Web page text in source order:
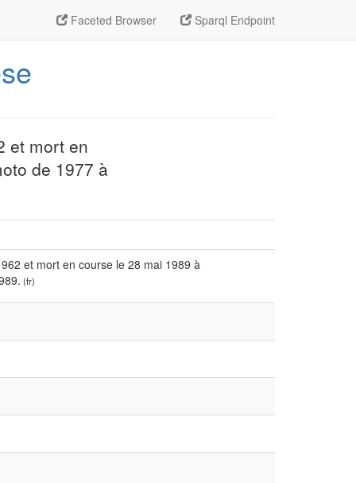
Faceted Browser Sparql Endpoint
et mort en
de 1977 à
et mort en course le 28 mai 1989 à
(fr)